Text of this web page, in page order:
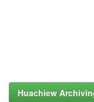
Huachiew